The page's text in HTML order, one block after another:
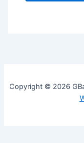
Copyright © 2026